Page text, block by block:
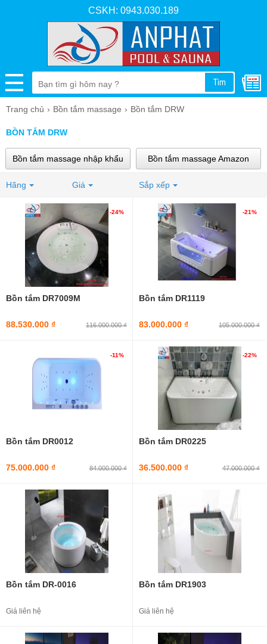
CSKH: 0943.030.189
Tìm
Trang chủ Bồn tắm massage Bồn tắm DRW
BỒN TẮM DRW
Bồn tắm massage nhập khẩu Bồn tắm massage Amazon
Bồn tắm ngâm Amazon Bồn tắm massage Brother
Bồn tắm massage Govern Bồn tắm gỗ
Bồn tắm massage Caesar Bồn tắm Nofer
Bồn tắm MICIO Bồn tắm Fantiny
GEMY
Hãng Giá Sắp xếp
Bồn tắm DR7009M
88.530.000 ₫ 116.000.000 ₫
-24%
Bồn tắm DR1119
83.000.000 ₫ 105.000.000 ₫
-21%
Bồn tắm DR0012
75.000.000 ₫ 84.000.000 ₫
-11%
Bồn tắm DR0225
36.500.000 ₫ 47.000.000 ₫
-22%
Bồn tắm DR-0016
Giá liên hệ
Bồn tắm DR1903
Giá liên hệ